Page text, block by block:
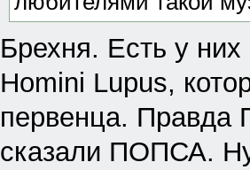
Брехня. Есть у них
Homini Lupus,
первенца. Правда
сказали ПОПСА.